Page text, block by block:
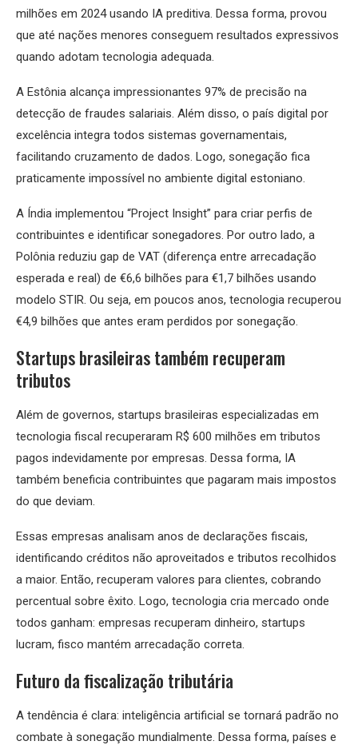
milhões em 2024 usando IA preditiva. Dessa forma, provou
que até nações menores conseguem resultados expressivos
quando adotam tecnologia adequada.
A Estônia alcança impressionantes 97% de precisão na
detecção de fraudes salariais. Além disso, o país digital por
excelência integra todos sistemas governamentais,
facilitando cruzamento de dados. Logo, sonegação fica
praticamente impossível no ambiente digital estoniano.
A Índia implementou “Project Insight” para criar perfis de
contribuintes e identificar sonegadores. Por outro lado, a
Polônia reduziu gap de VAT (diferença entre arrecadação
esperada e real) de €6,6 bilhões para €1,7 bilhões usando
modelo STIR. Ou seja, em poucos anos, tecnologia recuperou
€4,9 bilhões que antes eram perdidos por sonegação.
Startups brasileiras também recuperam
tributos
Além de governos, startups brasileiras especializadas em
tecnologia fiscal recuperaram R$ 600 milhões em tributos
pagos indevidamente por empresas. Dessa forma, IA
também beneficia contribuintes que pagaram mais impostos
do que deviam.
Essas empresas analisam anos de declarações fiscais,
identificando créditos não aproveitados e tributos recolhidos
a maior. Então, recuperam valores para clientes, cobrando
percentual sobre êxito. Logo, tecnologia cria mercado onde
todos ganham: empresas recuperam dinheiro, startups
lucram, fisco mantém arrecadação correta.
Futuro da fiscalização tributária
A tendência é clara: inteligência artificial se tornará padrão no
combate à sonegação mundialmente. Dessa forma, países e